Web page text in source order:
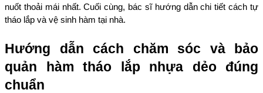
nuốt thoải mái nhất. Cuối cùng, bác sĩ hướng dẫn chi tiết cách tự
tháo lắp và vệ sinh hàm tại nhà.
Hướng dẫn cách chăm sóc và bảo
quản hàm tháo lắp nhựa dẻo đúng
chuẩn